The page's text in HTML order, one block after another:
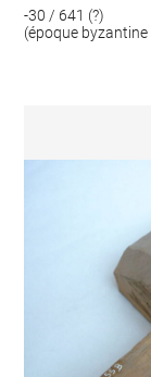
-30 / 641 (?)
(époque byzantine